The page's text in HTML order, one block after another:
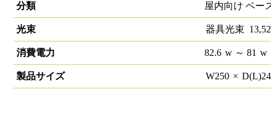
分類
屋内向け ベー
光束 器具光束
消費電力 82.6 w～ 81 w
製品サイズ W250 × D(L)